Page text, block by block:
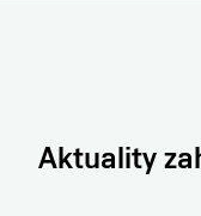
Aktuality